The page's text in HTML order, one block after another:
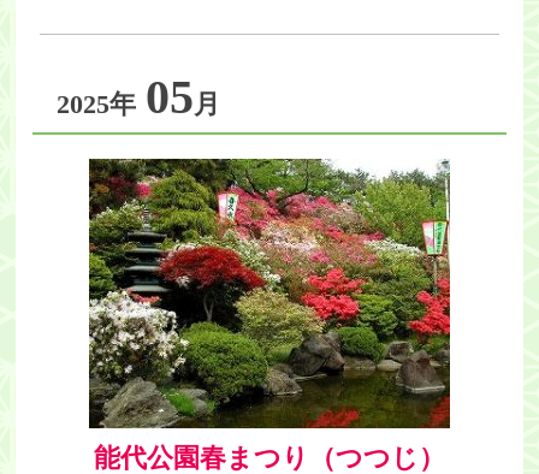
2025年 05月
能代公園春まつり（つつじ）